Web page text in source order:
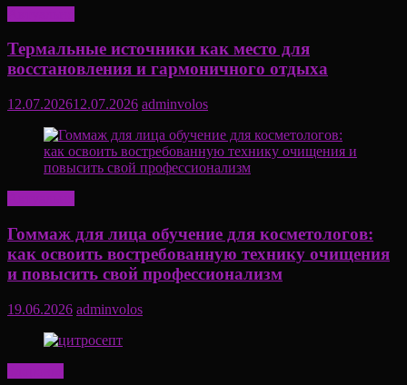
Термальные источники как место для
восстановления и гармоничного отдыха
12.07.202612.07.2026 adminvolos
Гоммаж для лица обучение для косметологов:
как освоить востребованную технику очищения
и повысить свой профессионализм
19.06.2026 adminvolos